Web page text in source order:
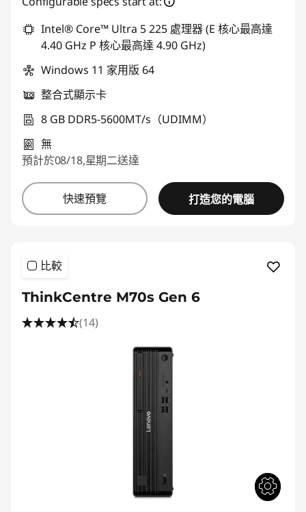
*Savings cannot be combined
Intel® Core™ Ultra 5 225 處理器 (E 核心最高達
4.40 GHz P 核心最高達 4.90 GHz)
Windows 11 家用版 64
整合式顯示卡
8 GB DDR5-5600MT/s（UDIMM）
無
預計於08/18,星期二送達
快速預覽 打造您的電腦
比較
ThinkCentre M70s Gen 6
(14)